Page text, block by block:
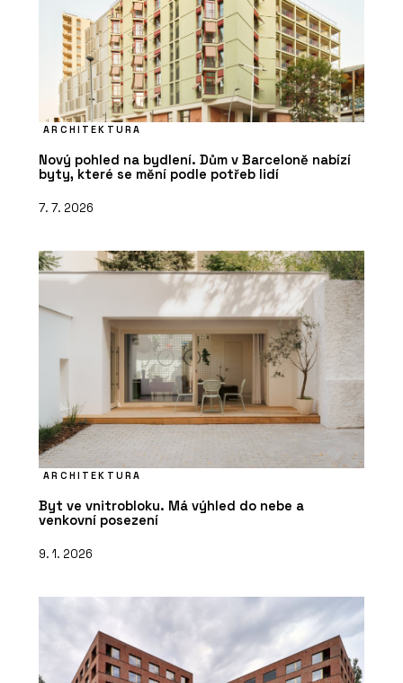
ARCHITEKTURA
Nový pohled na bydlení. Dům v Barceloně nabízí
byty, které se mění podle potřeb lidí
7. 7. 2026
ARCHITEKTURA
Byt ve vnitrobloku. Má výhled do nebe a
venkovní posezení
9. 1. 2026